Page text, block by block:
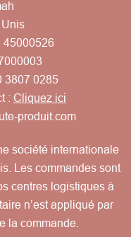
Unis
45000526
3807 0285
: Cliquez ici
produit.com
société internationale
Les commandes sont
centres logistiques à
n’est appliqué par
la commande.